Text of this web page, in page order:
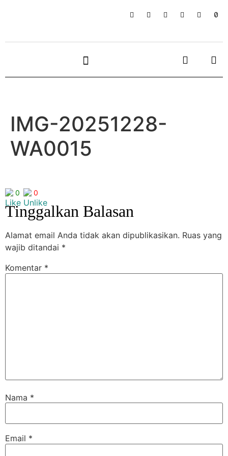
IMG-20251228-
WA0015
0 0
Tinggalkan Balasan
Alamat email Anda tidak akan dipublikasikan. Ruas yang
wajib ditandai *
Komentar *
Nama *
Email *